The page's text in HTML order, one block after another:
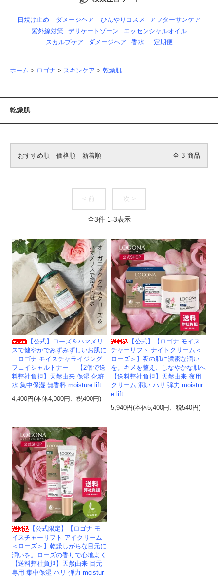
日焼け止め ダメージヘア ひんやりコスメ
アフターサンケア
紫外線対策
デリケートゾーン
エッセンシャルオイル
スカルプケア
ダメージヘア 香水 定期便
ホーム > ロゴナ > スキンケア > 乾燥肌
乾燥肌
おすすめ順 価格順 新着順 全 3 商品
< 前 次 >
全3件 1-3表示
【公式】ローズ＆ハマメリ
スで健やかでみずみずしいお肌に
｜ロゴナ モイスチャライジング
フェイシャルトナー｜ 【2個で送
料弊社負担】天然由来 保湿 化粧
水 集中保湿 無香料 moisture lift
4,400円(本体4,000円、税400円)
【公式】【ロゴナ モイス
チャーリフト ナイトクリーム＜
ローズ＞】夜の肌に濃密な潤い
を。キメを整え、しなやかな肌へ
【送料弊社負担】天然由来 夜用
クリーム 潤い ハリ 弾力 moistur
e lift
5,940円(本体5,400円、税540円)
【公式限定】【ロゴナ モ
イスチャーリフト アイクリーム
＜ローズ＞】乾燥しがちな目元に
潤いを。ローズの香りで心地よく
【送料弊社負担】天然由来 目元
専用 集中保湿 ハリ 弾力 moistur